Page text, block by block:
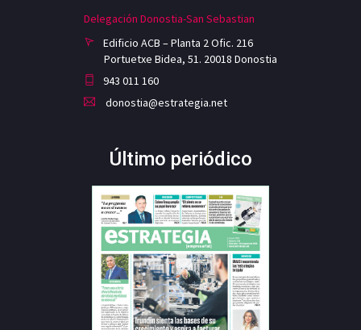
Delegación Donostia-San Sebastian
Edificio ACB – Planta 2 Ofic. 216
Portuetxe Bidea, 51. 20018 Donostia
943 011 160
donostia@estrategia.net
Último periódico